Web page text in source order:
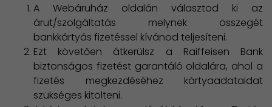
A Webáruház oldalán választod ki az
árut/szolgáltatás melynek összegét
bankkártyás fizetéssel kívánod teljesíteni.
Ezt követően átkerülsz a Raiffeisen Bank
biztonságos fizetést garantáló oldalára, ahol a
fizetés megkezdéséhez kártyaadataidat
szükséges kitölteni.